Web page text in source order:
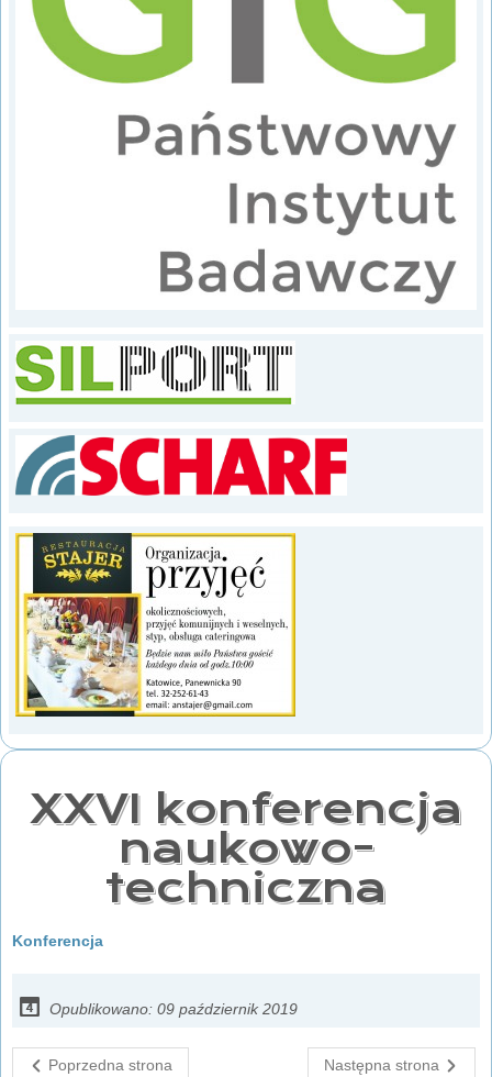
XXVI konferencja
naukowo-
techniczna
Konferencja
Opublikowano: 09 październik 2019
Poprzedna strona Następna strona